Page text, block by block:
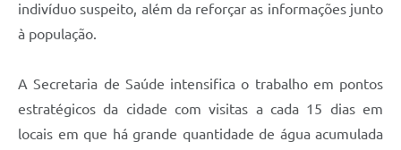
indivíduo suspeito, além da reforçar as informações junto
à população.
A Secretaria de Saúde intensifica o trabalho em pontos
estratégicos da cidade com visitas a cada 15 dias em
locais em que há grande quantidade de água acumulada